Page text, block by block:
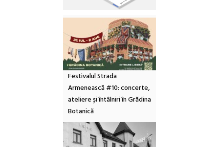
Festivalul Strada
Armenească #10: concerte,
ateliere și întâlniri în Grădina
Botanică